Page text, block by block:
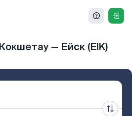
— Ейск (EIK)